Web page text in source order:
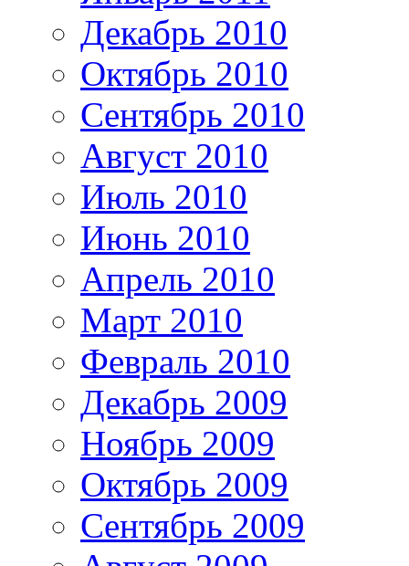
Декабрь 2010
Октябрь 2010
Сентябрь 2010
Август 2010
Июль 2010
Июнь 2010
Апрель 2010
Март 2010
Февраль 2010
Декабрь 2009
Ноябрь 2009
Октябрь 2009
Сентябрь 2009